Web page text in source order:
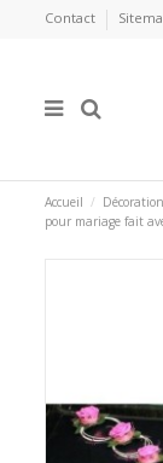
Contact
Accueil
pour mariage fait